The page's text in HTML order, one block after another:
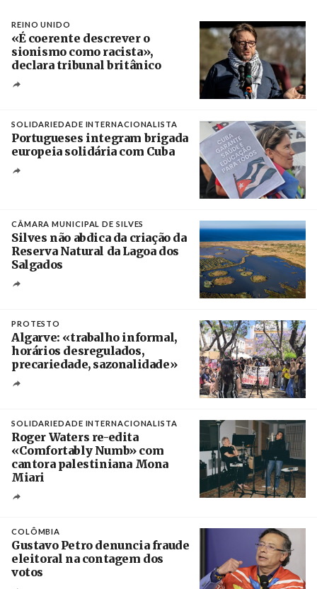
REINO UNIDO
«É coerente descrever o
sionismo como racista»,
declara tribunal britânico
SOLIDARIEDADE INTERNACIONALISTA
Portugueses integram brigada
europeia solidária com Cuba
CÂMARA MUNICIPAL DE SILVES
Silves não abdica da criação da
Reserva Natural da Lagoa dos
Salgados
PROTESTO
Algarve: «trabalho informal,
horários desregulados,
precariedade, sazonalidade»
SOLIDARIEDADE INTERNACIONALISTA
Roger Waters re-edita
«Comfortably Numb» com
cantora palestiniana Mona
Miari
COLÔMBIA
Gustavo Petro denuncia fraude
eleitoral na contagem dos
votos